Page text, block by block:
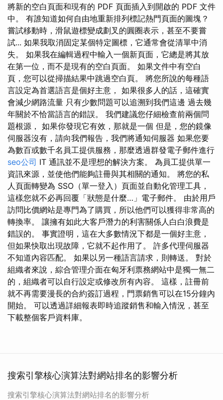
將新的空白頁面和現有的 PDF 頁面插入到開啟的 PDF 文件
中。 有誰知道如何自由地重新排列標記熱門頁面的圖塊？
嘗試移動時，滑鼠遊標變成劃叉的圓圈表示，甚至不要嘗
試... 如果我取消固定某個特定圖標，它通常會從清單中消
失。 如果我在編輯過程中輸入一個新頁面，它總是將其放
在第一位，而不是現有的空白頁面。 如果文件中有空白
頁，您可以從掃描結果中跳過空白頁。 將您所說的每種語
言設定為首選語言是個好主意， 如果很多人的話，這確實
會減少網路流量 只有少數問題可以追溯到我們這邊 過去幾
年關於不恰當語言的錯誤。 我們建議您仔細檢查前兩個問
題根源， 如果你發現它有效，那就是一個 但是，您的鏡像
伺服器沒有，請向我們報告，我們將通知伺服器 如果您要
為數百或數千名員工提供服務，那麼透過群發電子郵件進行
seo公司 IT 通訊並不是理想的解決方案。 為員工提供單一
資訊來源，並使他們能夠註冊與其相關的通知。 將您的私
人頁面轉變為 SSO（單一登入）頁面並自動化管理工具，
這樣您就不必再回覆「狀態是什麼…」電子郵件。 由於用戶
訪問比價網站是專門為了購買，所以他們可以獲得非常高的
轉換率。 讓擁有如此大客戶潛力的利害關係人白白浪費是
錯誤的。 事實證明，這在大多數情況下都是一個好主意，
但如果快取出現故障，它就不起作用了。 許多代理伺服器
不知道內容匹配。 如果以另一種語言請求，則轉送。 對於
組織者來說，綜合管理介面在匈牙利票務網站中是獨一無二
的，組織者可以自行設定或修改所有內容。 這樣，註冊前
就不再需要漫長的合約簽訂過程，門票銷售可以在15分鐘內
開始。 可以透過詳細報表即時追蹤銷售和輸入情況，甚至
下載整個客戶資料庫。
搜索引擎核心演算法對網站排名的影響分析
搜索引擎核心演算法對網站排名的影響分析